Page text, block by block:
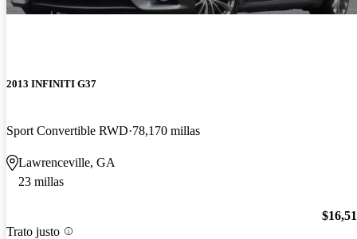
2013 INFINITI G37
Sport Convertible RWD 78,170 millas
Lawrenceville, GA
23 millas
Trato justo